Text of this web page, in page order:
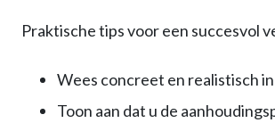
Praktische tips voor een succesvol
Wees concreet en realistisch
Toon aan dat u de